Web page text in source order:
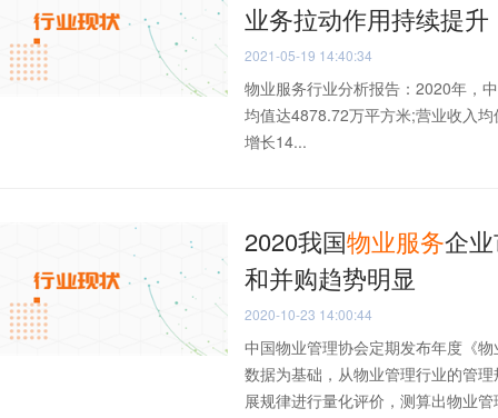
业务拉动作用持续提升
2021-05-19 14:40:34
物业服务行业分析报告：2020年，
均值达4878.72万平方米;营业收入
增长14...
2020我国物业服务企
和并购趋势明显
2020-10-23 14:00:44
中国物业管理协会定期发布年度《
数据为基础，从物业管理行业的管
展规律进行量化评价，测算出物业